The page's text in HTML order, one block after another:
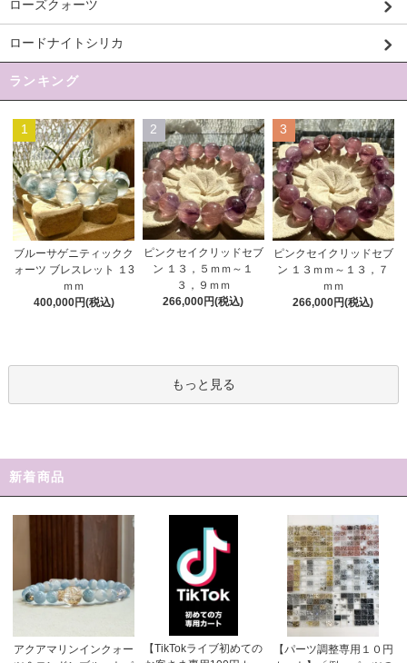
ローズクォーツ
ロードナイトシリカ
ランキング
1
ブルーサゲニティックク
ォーツ ブレスレット １3
ｍｍ
400,000円(税込)
2
ピンクセイクリッドセブ
ン １３，５ｍｍ～１
３，９ｍｍ
266,000円(税込)
3
ピンクセイクリッドセブ
ン １３ｍｍ～１３，７
ｍｍ
266,000円(税込)
もっと見る
新着商品
アクアマリンインクォー
【TikTokライブ初めての
【パーツ調整専用１０円